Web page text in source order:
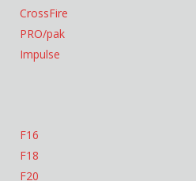
CrossFire
PRO/pak
Impulse
F16
F18
F20